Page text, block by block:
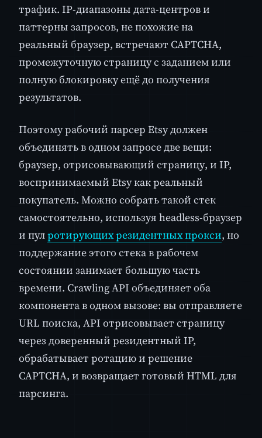
трафик. IP-диапазоны дата-центров и
паттерны запросов, не похожие на
реальный браузер, встречают CAPTCHA,
промежуточную страницу с заданием или
полную блокировку ещё до получения
результатов.
Поэтому рабочий парсер Etsy должен
объединять в одном запросе две вещи:
браузер, отрисовывающий страницу, и IP,
воспринимаемый Etsy как реальный
покупатель. Можно собрать такой стек
самостоятельно, используя headless-браузер
и пулротирующих резидентных прокси, но
поддержание этого стека в рабочем
состоянии занимает большую часть
времени. Crawling API объединяет оба
компонента в одном вызове: вы отправляете
URL поиска, API отрисовывает страницу
через доверенный резидентный IP,
обрабатывает ротацию и решение
CAPTCHA, и возвращает готовый HTML для
парсинга.